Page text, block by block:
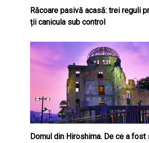
Răcoare pasivă acasă: trei reguli
ții canicula sub control
Domul din Hiroshima. De ce a fost